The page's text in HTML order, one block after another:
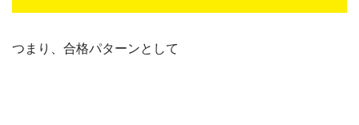
つまり、合格パターンとして